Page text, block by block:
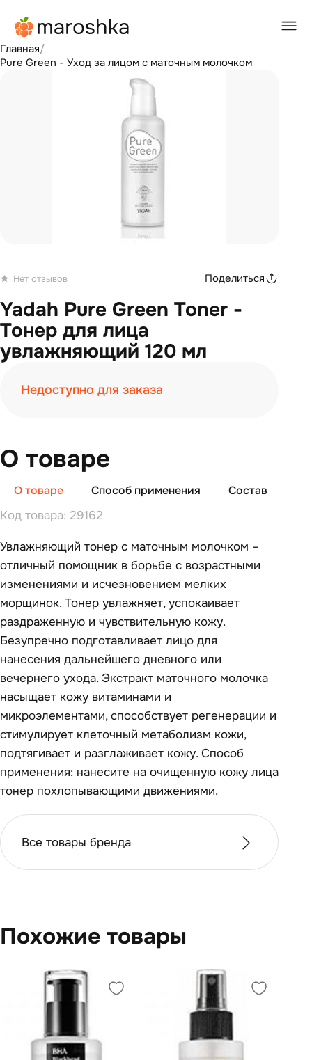
Главная/
Pure Green - Уход за лицом с маточным молочком
Нет отзывов Поделиться
Yadah Pure Green Toner -
Тонер для лица
увлажняющий 120 мл
Недоступно для заказа
О товаре
О товаре Способ применения Состав
Код товара: 29162
Увлажняющий тонер с маточным молочком –
отличный помощник в борьбе с возрастными
изменениями и исчезновением мелких
морщинок. Тонер увлажняет, успокаивает
раздраженную и чувствительную кожу.
Безупречно подготавливает лицо для
нанесения дальнейшего дневного или
вечернего ухода. Экстракт маточного молочка
насыщает кожу витаминами и
микроэлементами, способствует регенерации и
стимулирует клеточный метаболизм кожи,
подтягивает и разглаживает кожу. Способ
применения: нанесите на очищенную кожу лица
тонер похлопывающими движениями.
Все товары бренда
Похожие товары